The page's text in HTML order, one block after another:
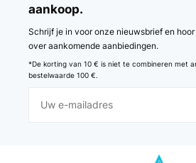
aankoop.
Schrijf je in voor onze nieuwsbrief en
over aankomende aanbiedingen.
*De korting van 10 € is niet te combineren met
bestelwaarde 100 €.